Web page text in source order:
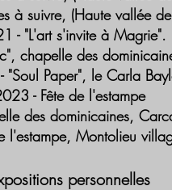
à suivre, (Haute vallée
- "L'art s'invite à Magrie".
chapelle des
"Soul Paper", le Carla
- Fête de l'estampe
des dominicaines,
l'estampe, Montolieu
personnelles